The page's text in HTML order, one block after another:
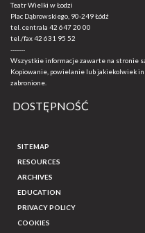
Teatr Wielki w Łodzi
Plac Dąbrowskiego, 90-249 Łódź
tel. centrala 42 647 20 00
tel./fax42 631 95 52
-------
Wszystkie informacje zawarte na stronie
Kopiowanie, powielanie lub jakiekolwiek
zabronione.
DOSTĘPNOŚĆ
SITEMAP
RESOURCES
ARCHIVES
EDUCATION
PRIVACY POLICY
COOKIES